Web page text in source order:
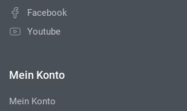
Facebook
Youtube
Mein Konto
Mein Konto